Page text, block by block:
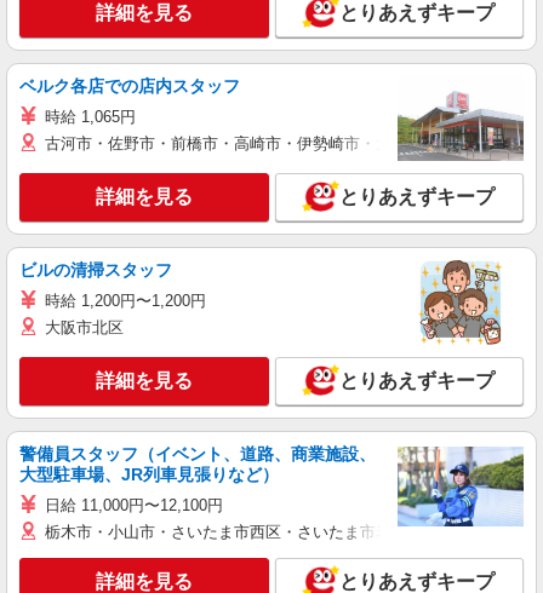
詳細を見る とりあえずキープ
ベルク各店での店内スタッフ
時給 1,065円
古河市・佐野市・前橋市・高崎市・伊勢崎市・太田市・館林市・藤
詳細を見る とりあえずキープ
ビルの清掃スタッフ
時給 1,200円〜1,200円
大阪市北区
詳細を見る とりあえずキープ
警備員スタッフ（イベント、道路、商業施設、
大型駐車場、JR列車見張りなど）
日給 11,000円〜12,100円
栃木市・小山市・さいたま市西区・さいたま市岩槻区・久喜市・蓮田
詳細を見る とりあえずキープ